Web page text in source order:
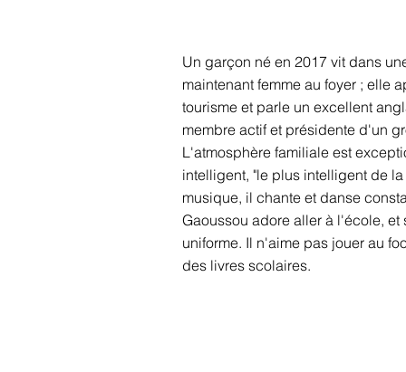
Un garçon né en 2017 vit dans
maintenant femme au foyer ; elle
tourisme et parle un excellent
membre actif et présidente d'un
L'atmosphère familiale est
intelligent, "le plus intelligent de
musique, il chante et danse
Gaoussou adore aller à l'école,
uniforme. Il n'aime pas jouer au
des livres scolaires.